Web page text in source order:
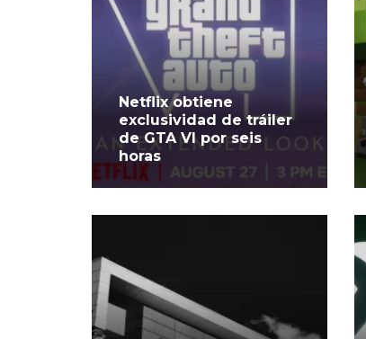
Netflix obtiene
exclusividad de tráiler
de GTA VI por seis
horas